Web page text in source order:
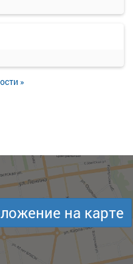
»
на карте